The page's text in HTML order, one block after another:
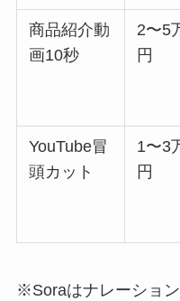
商品紹介動
画10秒
2〜5
円
YouTube冒
頭カット
1〜3
円
※Soraはナレーショ